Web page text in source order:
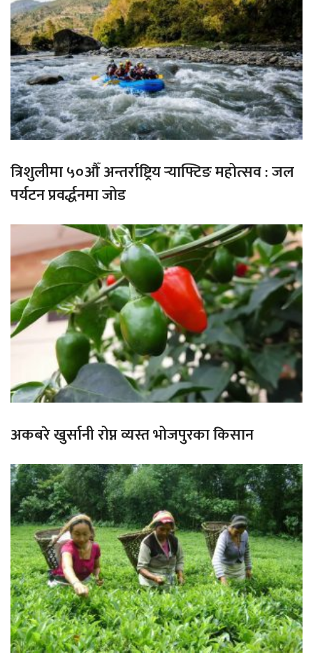
त्रिशुलीमा ५०औँ अन्तर्राष्ट्रिय र्‍याफ्टिङ महोत्सव : जल
पर्यटन प्रवर्द्धनमा जोड
अकबरे खुर्सानी रोप्न व्यस्त भोजपुरका किसान